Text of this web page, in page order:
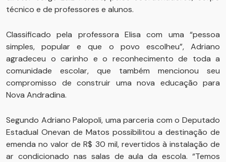
técnico e de professores e alunos.
Classificado pela professora Elisa com uma “pessoa
simples, popular e que o povo escolheu”, Adriano
agradeceu o carinho e o reconhecimento de toda a
comunidade escolar, que também mencionou seu
compromisso de construir uma nova educação para
Nova Andradina.
Segundo Adriano Palopoli, uma parceria com o Deputado
Estadual Onevan de Matos possibilitou a destinação de
emenda no valor de R$ 30 mil, revertidos à instalação de
ar condicionado nas salas de aula da escola. “Temos